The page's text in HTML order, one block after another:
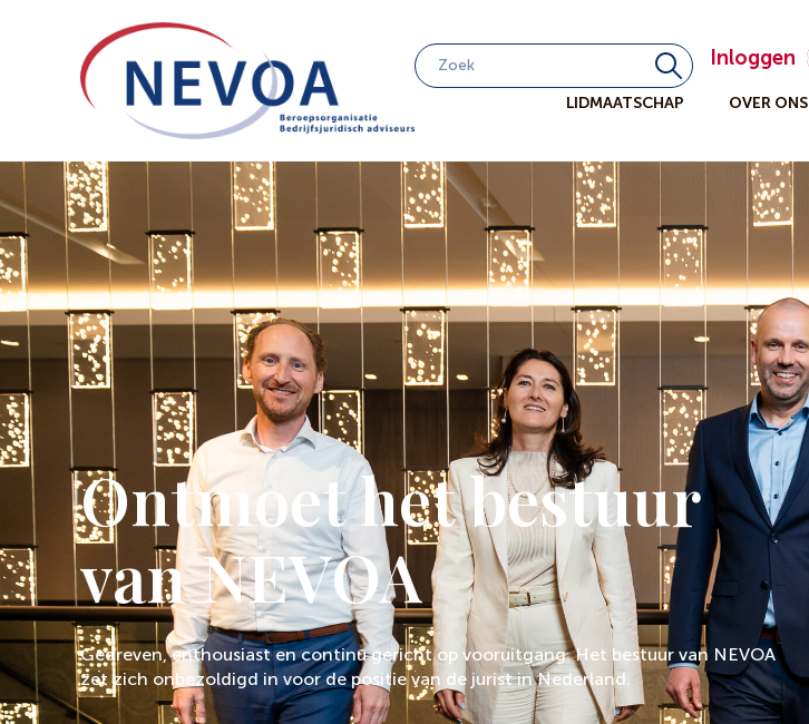
Inloggen
LIDMAATSCHAP OVER ONS
Ontmoet het bestuur
van NEVOA
Gedreven, enthousiast en continu gericht op vooruitgang. Het bestuur van NEVOA
zet zich onbezoldigd in voor de positie van de jurist in Nederland.